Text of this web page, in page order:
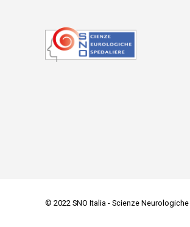
© 2022 SNO Italia - Scienze